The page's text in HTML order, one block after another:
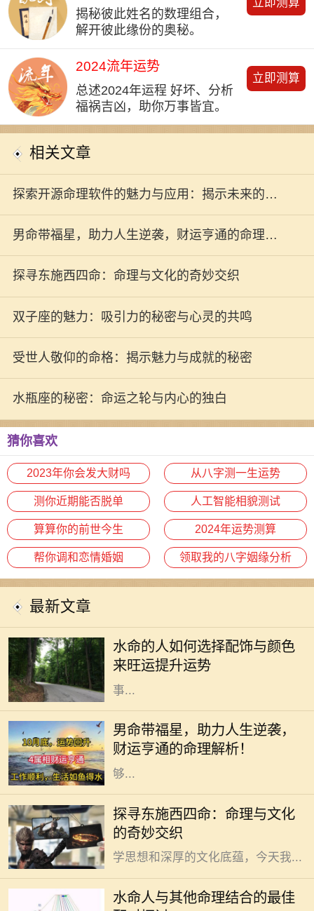
揭秘彼此姓名的数理组合，
解开彼此缘份的奥秘。
2024流年运势
总述2024年运程 好坏、分析
福祸吉凶，助你万事皆宜。
立即测算
相关文章
探索开源命理软件的魅力与应用：揭示未来的秘
密
男命带福星，助力人生逆袭，财运亨通的命理解
析！
探寻东施西四命：命理与文化的奇妙交织
双子座的魅力：吸引力的秘密与心灵的共鸣
受世人敬仰的命格：揭示魅力与成就的秘密
水瓶座的秘密：命运之轮与内心的独白
猜你喜欢
2023年你会发大财吗 从八字测一生运势
测你近期能否脱单 人工智能相貌测试
算算你的前世今生 2024年运势测算
帮你调和恋情婚姻 领取我的八字姻缘分析
最新文章
水命的人如何选择配饰与颜色
来旺运提升运势
有聪明机智、适应力强的个性特征。
不过，适当的配饰和颜色能进一步增
强水命人的运势，帮助他们在生活和
事...
男命带福星，助力人生逆袭，
财运亨通的命理解析！
在传统的命理学说中，男命带福星被
认为是一种吉祥的命格，这种命格的
人往往能够在生活中享受到许多意想
不到的好运和福气。福星是指那些能
够...
探寻东施西四命：命理与文化
的奇妙交织
在中国古老的命理文化中，“东施”和
“西四命”这两个概念常常引起人们的
好奇。这些术语背后蕴藏着丰富的哲
学思想和深厚的文化底蕴，今天我...
水命人与其他命理结合的最佳
水命的人在五行中象征着智慧与流
动，具有灵活应变的特性。他们通常
性情温和，富有同情心，善于倾听与